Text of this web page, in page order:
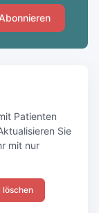
Abonnieren
Patienten
Sie
mit nur
löschen